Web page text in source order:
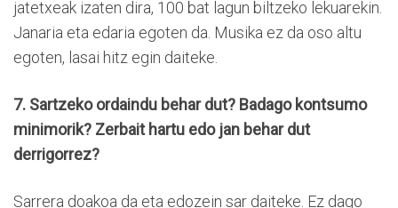
jatetxeak izaten dira, 100 bat lagun biltzeko lekuarekin.
Janaria eta edaria egoten da. Musika ez da oso altu
egoten, lasai hitz egin daiteke.
7. Sartzeko ordaindu behar dut? Badago kontsumo
minimorik? Zerbait hartu edo jan behar dut
derrigorrez?
Sarrera doakoa da eta edozein sar daiteke. Ez dago